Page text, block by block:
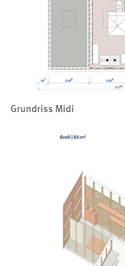
Grundriss Midi